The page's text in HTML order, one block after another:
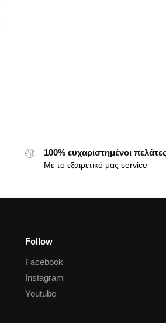
100% ευχαριστημένοι πελάτες
Με το εξαιρετικό μας service
Follow
Facebook
Instagram
Youtube